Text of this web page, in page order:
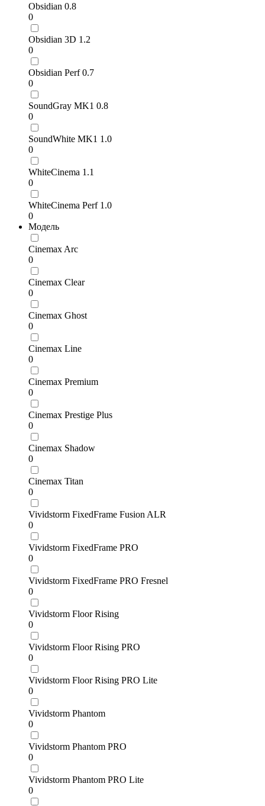
Obsidian 0.8
0
Obsidian 3D 1.2
0
Obsidian Perf 0.7
0
SoundGray MK1 0.8
0
SoundWhite MK1 1.0
0
WhiteCinema 1.1
0
WhiteCinema Perf 1.0
0
Модель
Cinemax Arc
0
Cinemax Clear
0
Cinemax Ghost
0
Cinemax Line
0
Cinemax Premium
0
Cinemax Prestige Plus
0
Cinemax Shadow
0
Cinemax Titan
0
Vividstorm FixedFrame Fusion ALR
0
Vividstorm FixedFrame PRO
0
Vividstorm FixedFrame PRO Fresnel
0
Vividstorm Floor Rising
0
Vividstorm Floor Rising PRO
0
Vividstorm Floor Rising PRO Lite
0
Vividstorm Phantom
0
Vividstorm Phantom PRO
0
Vividstorm Phantom PRO Lite
0